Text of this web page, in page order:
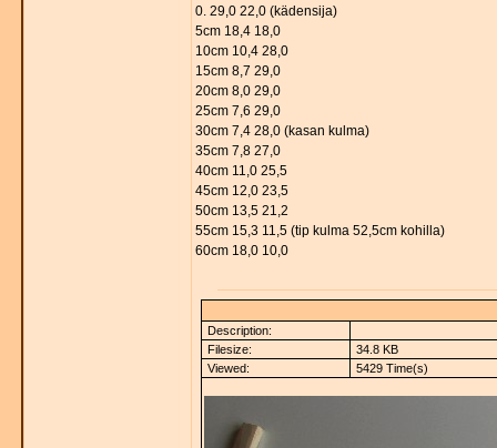
0. 29,0 22,0 (kädensija)
5cm 18,4 18,0
10cm 10,4 28,0
15cm 8,7 29,0
20cm 8,0 29,0
25cm 7,6 29,0
30cm 7,4 28,0 (kasan kulma)
35cm 7,8 27,0
40cm 11,0 25,5
45cm 12,0 23,5
50cm 13,5 21,2
55cm 15,3 11,5 (tip kulma 52,5cm kohilla)
60cm 18,0 10,0
Description:
Filesize:
34.8 KB
Viewed:
5429 Time(s)